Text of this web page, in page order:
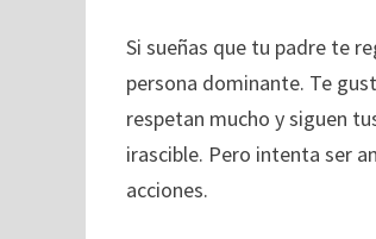
Si sueñas que tu padre te
persona dominante. Te
respetan mucho y siguen
irascible. Pero intenta ser
acciones.